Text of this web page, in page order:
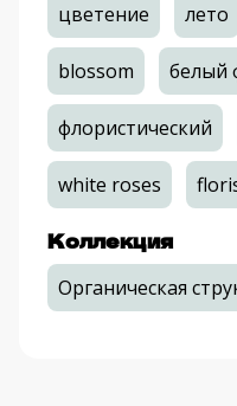
цветение лето
blossom белый
флористический
white roses
Коллекция
Органическая